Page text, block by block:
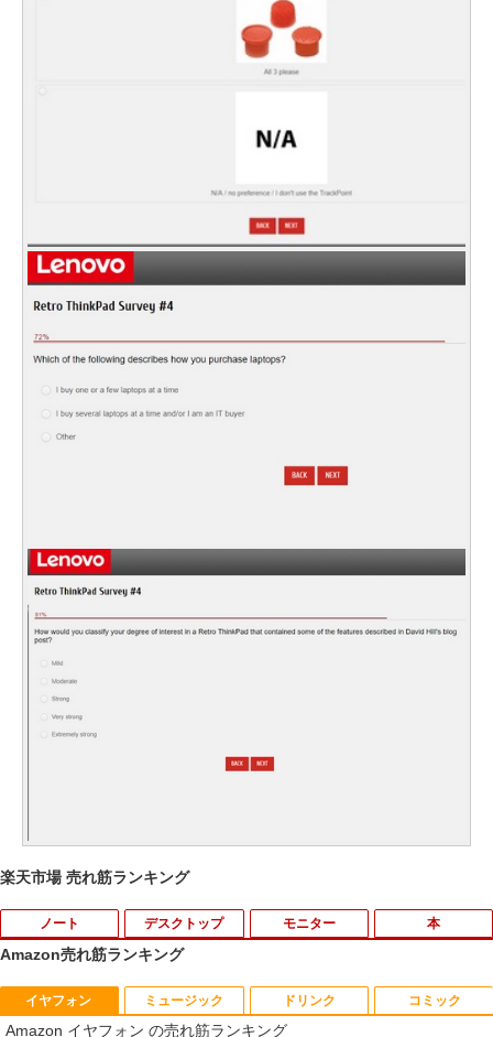
楽天市場 売れ筋ランキング
ノート
1
■新品■Panasonic Let's note CF-SZ5 C
F-SZ6 CF-SV1 CF-SV2 CF-SV7 CF-SV8
デスクトップ モニター
1
【中古良品】【安心保証】PHILIPS 223V
5L 21.5 インチフル HD 液晶モニター HD
本
1
月刊少女野崎くん（18）特装版 セレク
ト小冊子「堀と鹿島編」付き （SEコミッ
Amazon売れ筋ランキング
イヤフォン
Amazon イヤフォン の売れ筋ランキング
ミュージック ドリンク コミック